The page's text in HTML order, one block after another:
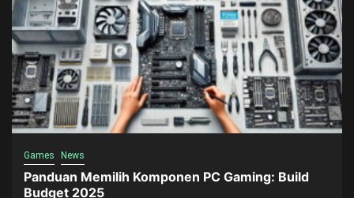
Games News
Panduan Memilih Komponen PC Gaming: Build
Budget 2025